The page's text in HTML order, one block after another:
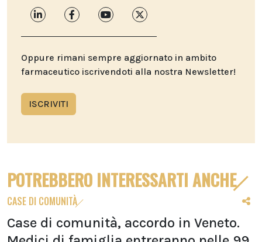
Oppure rimani sempre aggiornato in ambito
farmaceutico iscrivendoti alla nostra Newsletter!
ISCRIVITI
POTREBBERO INTERESSARTI ANCHE
CASE DI COMUNITÀ
Case di comunità, accordo in Veneto.